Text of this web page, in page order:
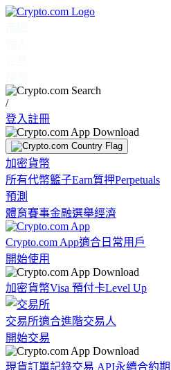
/
登入註冊
加密貨幣
所有代幣籃子Earn質押Perpetuals
預測
體育賽事金融選舉經濟
Crypto.com App適合日常用戶
開始使用
加密貨幣Visa 預付卡Level Up
交易所適合進階交易人
開始交易
現貨訂單記錄交易 API永續合約